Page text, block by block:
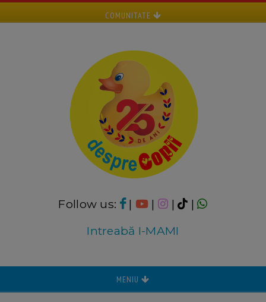
COMUNITATE
Follow us: | | |
|
Intreabă I-MAMI
MENIU